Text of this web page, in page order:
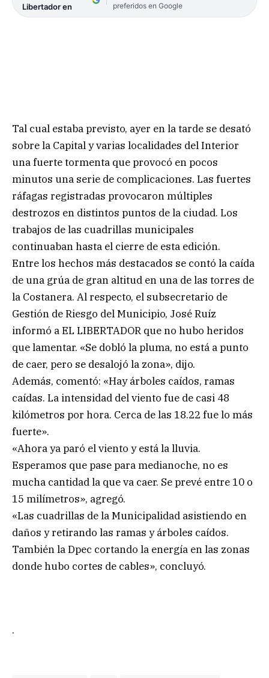
Libertador en
preferidos en Google
Tal cual estaba previsto, ayer en la tarde se desató
sobre la Capital y varias localidades del Interior
una fuerte tormenta que provocó en pocos
minutos una serie de complicaciones. Las fuertes
ráfagas registradas provocaron múltiples
destrozos en distintos puntos de la ciudad. Los
trabajos de las cuadrillas municipales
continuaban hasta el cierre de esta edición.
Entre los hechos más destacados se contó la caída
de una grúa de gran altitud en una de las torres de
la Costanera. Al respecto, el subsecretario de
Gestión de Riesgo del Municipio, José Ruíz
informó a EL LIBERTADOR que no hubo heridos
que lamentar. «Se dobló la pluma, no está a punto
de caer, pero se desalojó la zona», dijo.
Además, comentó: «Hay árboles caídos, ramas
caídas. La intensidad del viento fue de casi 48
kilómetros por hora. Cerca de las 18.22 fue lo más
fuerte».
«Ahora ya paró el viento y está la lluvia.
Esperamos que pase para medianoche, no es
mucha cantidad la que va caer. Se prevé entre 10 o
15 milímetros», agregó.
«Las cuadrillas de la Municipalidad asistiendo en
daños y retirando las ramas y árboles caídos.
También la Dpec cortando la energía en las zonas
donde hubo cortes de cables», concluyó.
.